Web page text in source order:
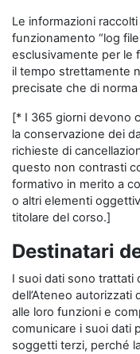
Le informazioni
funzionamento “log
esclusivamente per le
il tempo strettamente
precisate che di
[* I 365 giorni devono
la conservazione dei
richieste di
questo non contrasti
formativo in merito a
o altri elementi
titolare del corso.]
Destinatari
I suoi dati sono trattati
dell’Ateneo autorizzati
alle loro funzioni e
comunicare i suoi dati
soggetti terzi, perché